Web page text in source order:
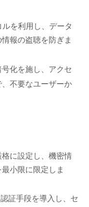
を利用し、データ
報の盗聴を防ぎま
化を施し、アクセ
不要なユーザーか
に設定し、機密情
小限に限定しま
証手段を導入し、セ